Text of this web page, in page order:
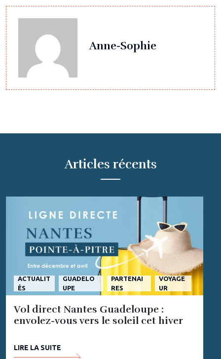
Anne-Sophie
Articles récents
ACTUALIT
ÉS
GUADELO
UPE
PARTENAI
RES
VOYAGE
UR
Vol direct Nantes Guadeloupe :
envolez-vous vers le soleil cet hiver
LIRE LA SUITE